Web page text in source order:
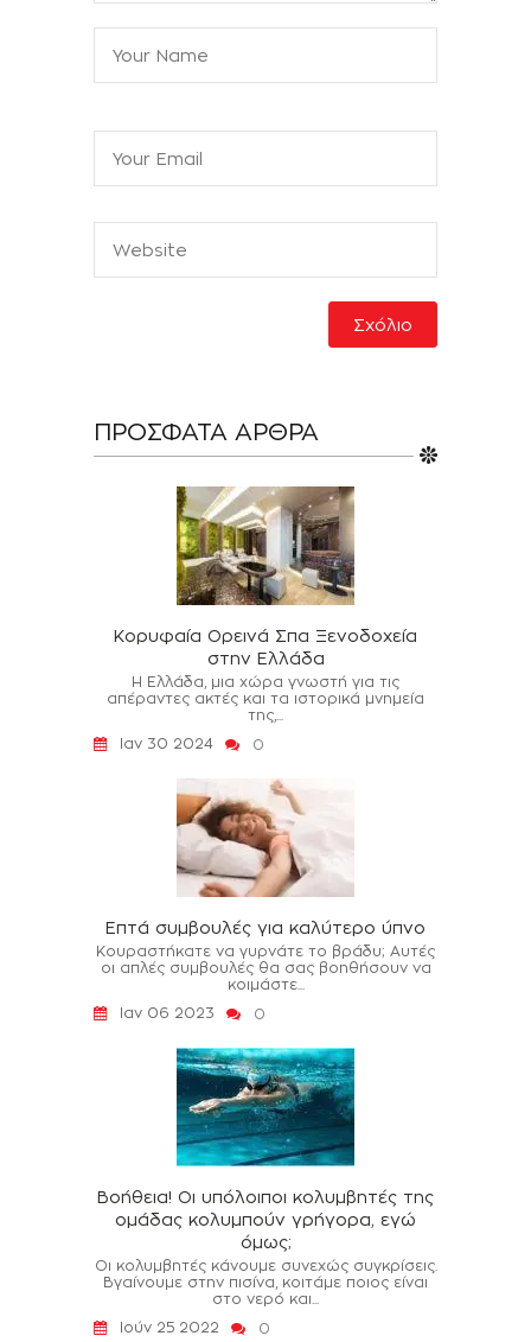
ΠΡΌΣΦΑΤΑ ΆΡΘΡΑ
Κορυφαία Ορεινά Σπα Ξενοδοχεία
στην Ελλάδα
Η Ελλάδα, μια χώρα γνωστή για τις
απέραντες ακτές και τα ιστορικά μνημεία
της,...
Ιαν 30 2024
0
Επτά συμβουλές για καλύτερο ύπνο
Κουραστήκατε να γυρνάτε το βράδυ; Αυτές
οι απλές συμβουλές θα σας βοηθήσουν να
κοιμάστε...
Ιαν 06 2023
0
Βοήθεια! Οι υπόλοιποι κολυμβητές της
ομάδας κολυμπούν γρήγορα, εγώ
όμως;
Οι κολυμβητές κάνουμε συνεχώς συγκρίσεις.
Βγαίνουμε στην πισίνα, κοιτάμε ποιος είναι
στο νερό και...
Ιούν 25 2022
0